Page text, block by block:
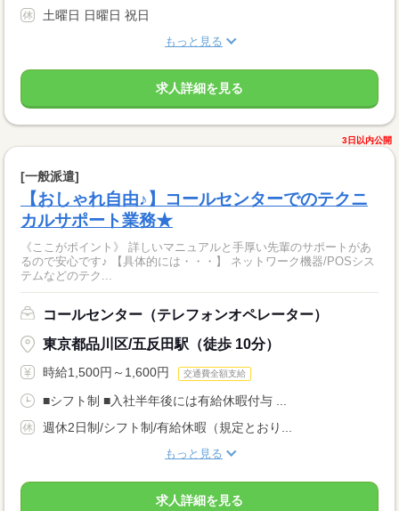
土曜日 日曜日 祝日
もっと見る
求人詳細を見る
3日以内公開
[一般派遣]
【おしゃれ自由♪】コールセンターでのテクニ
カルサポート業務★
《ここがポイント》 詳しいマニュアルと手厚い先輩のサポートがあ
るので安心です♪ 【具体的には・・・】 ネットワーク機器/POSシス
テムなどのテク...
コールセンター（テレフォンオペレーター）
東京都品川区/五反田駅（徒歩 10分）
時給1,500円～1,600円 交通費全額支給
■シフト制 ■入社半年後には有給休暇付与 ...
週休2日制/シフト制/有給休暇（規定とおり...
もっと見る
求人詳細を見る